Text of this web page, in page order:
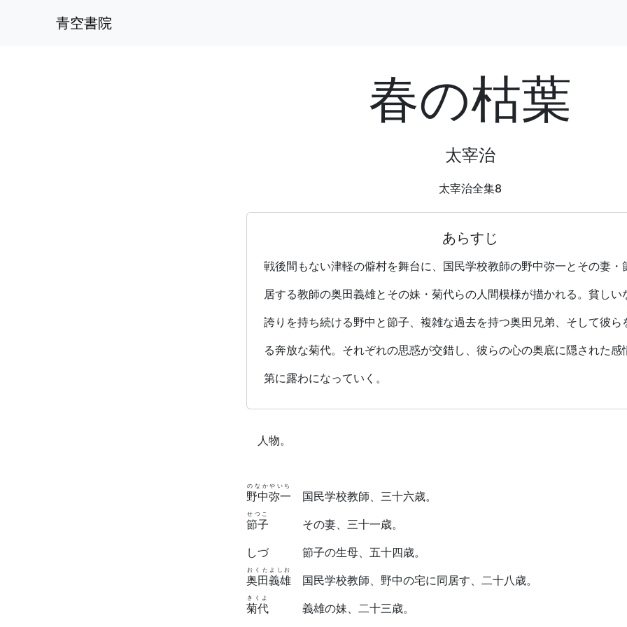
青空書院
春の枯葉
太宰治
太宰治全集8
あらすじ
戦後間もない津軽の僻村を舞台に、国民学校教師の野中弥一とその妻・
居する教師の奥田義雄とその妹・菊代らの人間模様が描かれる。貧しい
誇りを持ち続ける野中と節子、複雑な過去を持つ奥田兄弟、そして彼ら
る奔放な菊代。それぞれの思惑が交錯し、彼らの心の奥底に隠された感
第に露わになっていく。
人物。
野中弥一
のなかやいち
国民学校教師、三十六歳。
節子
せつこ
その妻、三十一歳。
しづ 節子の生母、五十四歳。
奥田義雄
おくたよしお
国民学校教師、野中の宅に同居す、二十八歳。
菊代
きくよ
義雄の妹、二十三歳。